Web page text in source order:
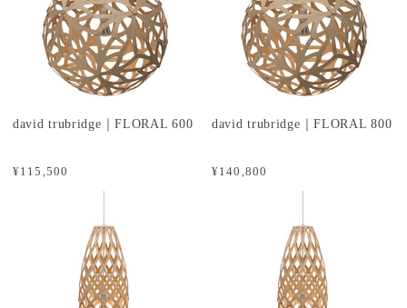
¥115,500
david trubridge｜FLORAL 600
¥140,800
david trubridge｜FLORAL 800